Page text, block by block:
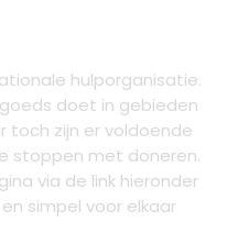
hulporganisatie.
doet in gebieden
toch zijn er voldoende
stoppen met doneren.
via de link hieronder
simpel voor elkaar